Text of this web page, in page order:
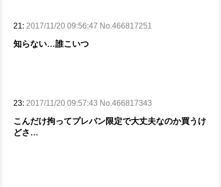
21: 2017/11/20 09:56:47 No.466817251
知らない…誰こいつ
23: 2017/11/20 09:57:43 No.466817343
こんだけ拘ってプレバン限定で大丈夫なのか買うけ
どさ…